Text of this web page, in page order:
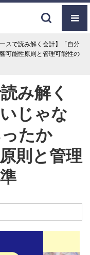
ースで読み解く会計】「自分
可能性原則と管理可能性の
み解く
じゃな
たか
則と管理